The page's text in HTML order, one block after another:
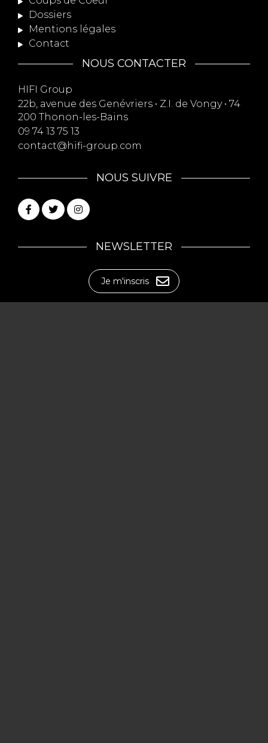
Dossiers
Mentions légales
Contact
NOUS CONTACTER
HIFI Group
22b, avenue des Genévriers • Z.I. de Vongy • 74
200 Thonon-les-Bains
09 74 13 75 13
contact@hifi-group.com
NOUS SUIVRE
NEWSLETTER
Je m'inscris